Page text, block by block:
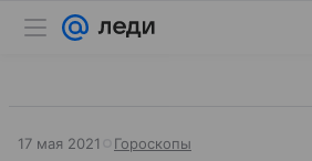
17 мая 2021 Гороскопы